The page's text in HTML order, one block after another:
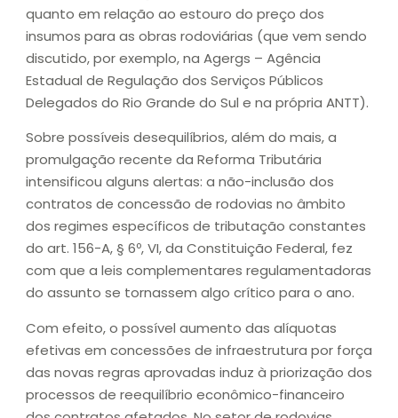
quanto em relação ao estouro do preço dos
insumos para as obras rodoviárias (que vem sendo
discutido, por exemplo, na Agergs – Agência
Estadual de Regulação dos Serviços Públicos
Delegados do Rio Grande do Sul e na própria ANTT).
Sobre possíveis desequilíbrios, além do mais, a
promulgação recente da Reforma Tributária
intensificou alguns alertas: a não-inclusão dos
contratos de concessão de rodovias no âmbito
dos regimes específicos de tributação constantes
do art. 156-A, § 6º, VI, da Constituição Federal, fez
com que a leis complementares regulamentadoras
do assunto se tornassem algo crítico para o ano.
Com efeito, o possível aumento das alíquotas
efetivas em concessões de infraestrutura por força
das novas regras aprovadas induz à priorização dos
processos de reequilíbrio econômico-financeiro